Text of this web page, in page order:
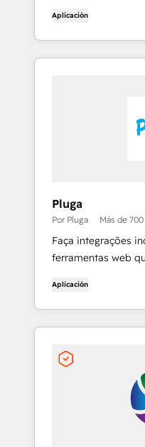
Aplicación
Pluga
Por Pluga Más de
Faça integrações
ferramentas web
Aplicación